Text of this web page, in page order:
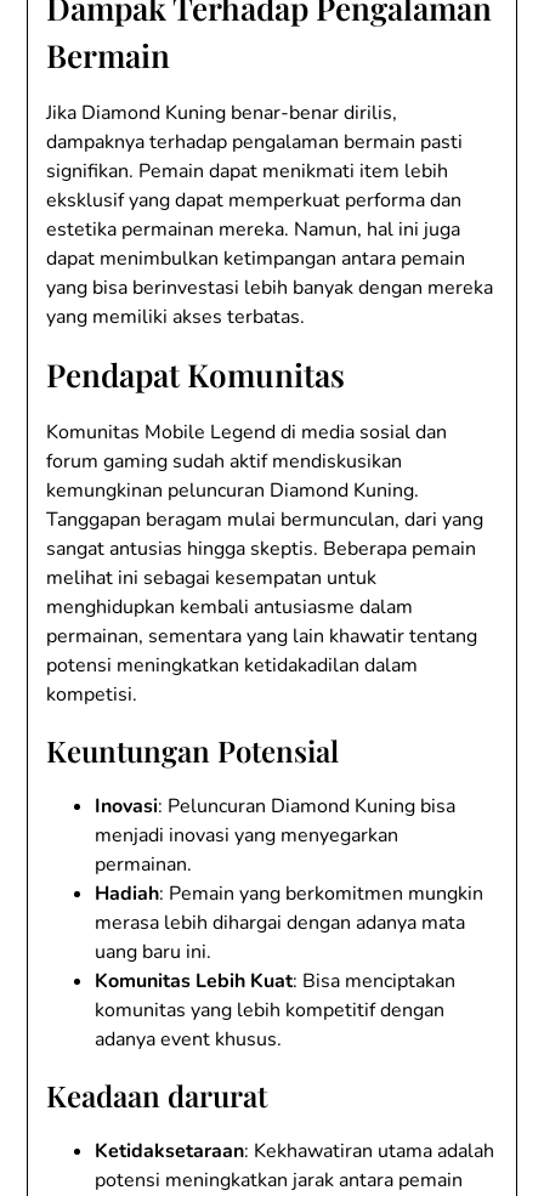
Bermain
Jika Diamond Kuning benar-benar dirilis,
dampaknya terhadap pengalaman bermain pasti
signifikan. Pemain dapat menikmati item lebih
eksklusif yang dapat memperkuat performa dan
estetika permainan mereka. Namun, hal ini juga
dapat menimbulkan ketimpangan antara pemain
yang bisa berinvestasi lebih banyak dengan mereka
yang memiliki akses terbatas.
Pendapat Komunitas
Komunitas Mobile Legend di media sosial dan
forum gaming sudah aktif mendiskusikan
kemungkinan peluncuran Diamond Kuning.
Tanggapan beragam mulai bermunculan, dari yang
sangat antusias hingga skeptis. Beberapa pemain
melihat ini sebagai kesempatan untuk
menghidupkan kembali antusiasme dalam
permainan, sementara yang lain khawatir tentang
potensi meningkatkan ketidakadilan dalam
kompetisi.
Keuntungan Potensial
Inovasi: Peluncuran Diamond Kuning bisa
menjadi inovasi yang menyegarkan
permainan.
Hadiah: Pemain yang berkomitmen mungkin
merasa lebih dihargai dengan adanya mata
uang baru ini.
Komunitas Lebih Kuat: Bisa menciptakan
komunitas yang lebih kompetitif dengan
adanya event khusus.
Keadaan darurat
Ketidaksetaraan: Kekhawatiran utama adalah
potensi meningkatkan jarak antara pemain